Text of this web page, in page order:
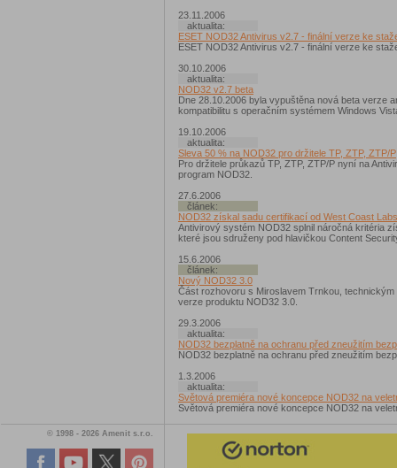
23.11.2006
aktualita:
ESET NOD32 Antivirus v2.7 - finální verze ke
ESET NOD32 Antivirus v2.7 - finální verze ke
30.10.2006
aktualita:
NOD32 v2.7 beta
Dne 28.10.2006 byla vypuštěna nová beta verze
kompatibilitu s operačním systémem Windows
19.10.2006
aktualita:
Sleva 50 % na NOD32 pro držitele TP, ZTP, ZTP/P
Pro držitele průkazů TP, ZTP, ZTP/P nyní na
program NOD32.
27.6.2006
článek:
NOD32 získal sadu certifikací od West Coast Labs
Antivirový systém NOD32 splnil náročná kritéria
které jsou sdruženy pod hlavičkou Content
15.6.2006
článek:
Nový NOD32 3.0
Část rozhovoru s Miroslavem Trnkou,
verze produktu NOD32 3.0.
29.3.2006
aktualita:
NOD32 bezplatně na ochranu před zneužitím
NOD32 bezplatně na ochranu před zneužitím
1.3.2006
aktualita:
Světová premiéra nové koncepce NOD32 na
Světová premiéra nové koncepce NOD32 na
© 1998 - 2026 Amenit s.r.o.